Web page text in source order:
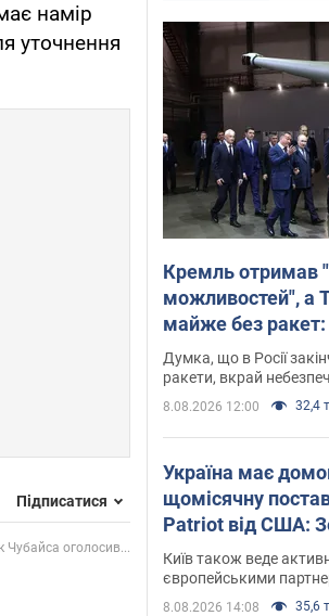
намір
уточнення
Підписатися
Чубайса оголосив...
Кремль отримав
можливостей", а
майже без ракет:
Інтерв’ю з
Думка, що в Росії
ракети, вкрай
8.08.2026 12:00 32,4
Україна має
щомісячну
Patriot від США:
розкрив
Київ також веде
європейськими
8.08.2026 14:08 35,6